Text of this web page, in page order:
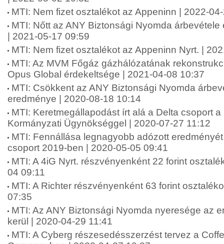
MTI: Nem fizet osztalékot az Appeninn | 2022-
MTI: Nőtt az ANY Biztonsági Nyomda
| 2021-05-17 09:59
MTI: Nem fizet osztalékot az Appeninn Nyrt. |
MTI: Az MVM Főgáz gázhálózatának
Opus Global érdekeltsége | 2021-04-08 10:37
MTI: Csökkent az ANY Biztonsági Nyomda
eredménye | 2020-08-18 10:14
MTI: Keretmegállapodást írt alá a Delta csoport a
Kormányzati Ügynökséggel | 2020-07-27 11:12
MTI: Fennállása legnagyobb adózott
csoport 2019-ben | 2020-05-05 09:41
MTI: A 4iG Nyrt. részvényenként 22 forint
04 09:11
MTI: A Richter részvényenként 63 forint
07:35
MTI: Az ANY Biztonsági Nyomda nyeresége az
kerül | 2020-04-29 11:41
MTI: A Cyberg részesedésszerzést tervez a